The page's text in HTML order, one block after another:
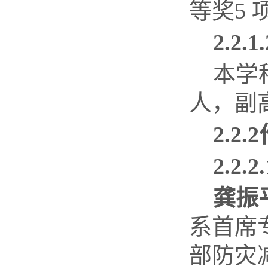
等奖5
本学
人，副
2.2.2
龚振
系首席
部防灾